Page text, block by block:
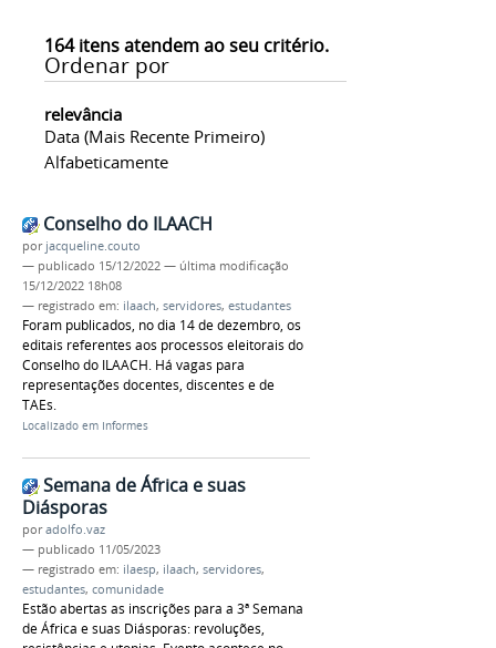
164itens atendem ao seu critério.
Ordenar por
relevância
Data (mais Recente Primeiro)
Alfabeticamente
Conselho do ILAACH
por jacqueline.couto
— publicado 15/12/2022 — última modificação
15/12/2022 18h08
— registrado em: ilaach, servidores, estudantes
Foram publicados, no dia 14 de dezembro, os
editais referentes aos processos eleitorais do
Conselho do ILAACH. Há vagas para
representações docentes, discentes e de
TAEs.
Localizado em Informes
Semana de África e suas
Diásporas
poradolfo.vaz
— publicado 11/05/2023
— registrado em: ilaesp, ilaach, servidores,
estudantes, comunidade
Estão abertas as inscrições para a 3ª Semana
de África e suas Diásporas: revoluções,